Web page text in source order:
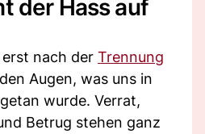
der Hass auf
nach der Trennung
Augen, was uns in
wurde. Verrat,
Betrug stehen ganz